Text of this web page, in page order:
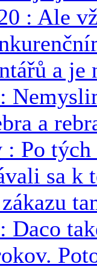
: Ale
a je
a
: Po
sa k
Daco